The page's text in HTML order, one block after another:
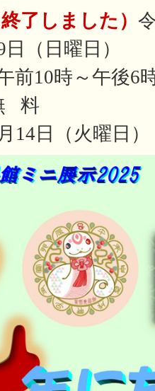
終了しました）
（日曜日）
前10時～午後6
料
14日（火曜日）